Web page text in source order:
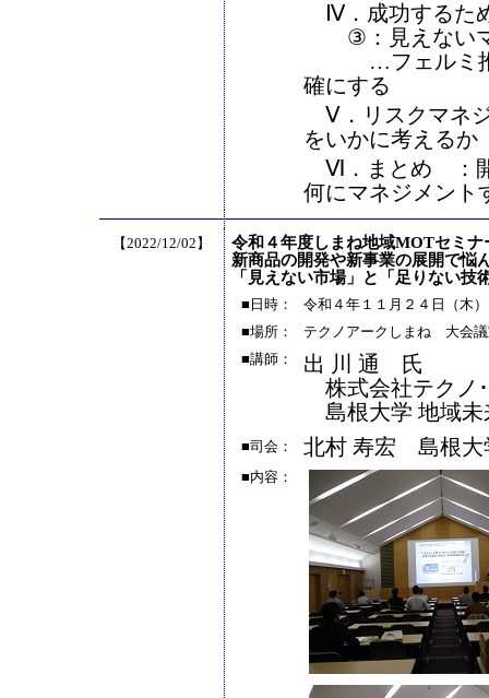
Ⅳ．成功するた
③：見えないマ
…フェルミ推定
確にする
Ⅴ．リスクマネ
をいかに考えるか
Ⅵ．まとめ ：開
何にマネジメント
【2022/12/02】
令和４年度しまね地域MOTセミナ
新商品の開発や新事業の展開で悩
「見えない市場」と「足りない技
■日時：
令和４年１１月２４日（木
■場所：
テクノアークしまね 大会
■講師：
出 川 通 氏
株式会社テクノ
島根大学 地域未
■司会： 北村 寿宏 島根大
■内容：